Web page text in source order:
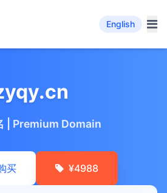
English
| Premium Domain
买 ¥4988